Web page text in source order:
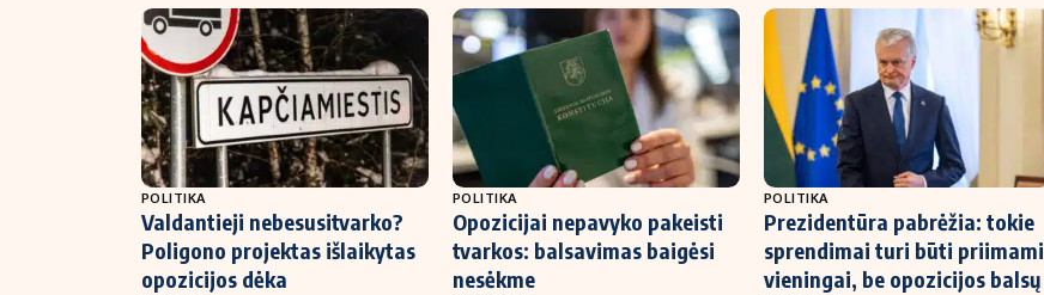
POLITIKA
Valdantieji nebesusitvarko?
Poligono projektas išlaikytas
opozicijos dėka
POLITIKA
Opozicijai nepavyko pakeisti
tvarkos: balsavimas baigėsi
nesėkme
POLITIKA
Prezidentūra pabrėžia: tokie
sprendimai turi būti priimami
vieningai, be opozicijos balsų